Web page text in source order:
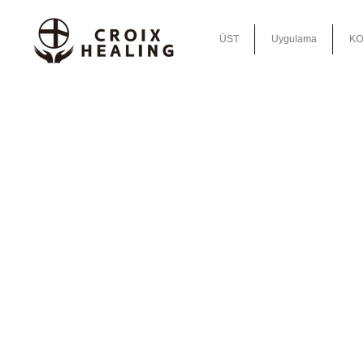
ÜST Uygulama